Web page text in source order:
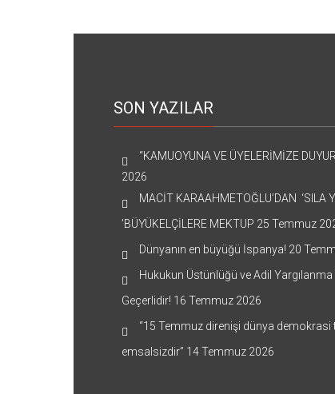
SON YAZILAR
“KAMUOYUNA VE ÜYELERİMİZE
2026
MACİT KARAAHMETOĞLU’DAN ‘SILA
’BÜYÜKELÇİLERE MEKTUP 25 Temmuz
Dünyanın en büyüğü İspanya! 20
Hukukun Üstünlüğü ve Adil
Geçerlidir! 16 Temmuz 2026
“15 Temmuz direnişi dünya demokrasi
emsalsizdir” 14 Temmuz 2026